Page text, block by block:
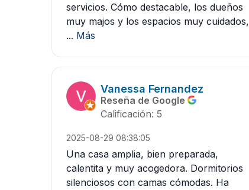
servicios. Cómo destacable, los dueños
muy majos y los espacios muy cuidados,
... Más
Vanessa Fernandez
Reseña de Google
Calificación: 5
2025-08-29 08:38:05
Una casa amplia, bien preparada,
calentita y muy acogedora. Dormitorios
silenciosos con camas cómodas. Ha